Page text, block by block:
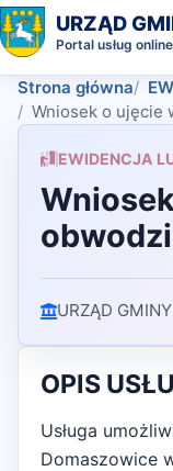
URZĄD
Portal usług online
Strona główna
Wniosek o ujęcie
EWIDENCJA
URZĄD
OPIS
Usługa
Domaszowice